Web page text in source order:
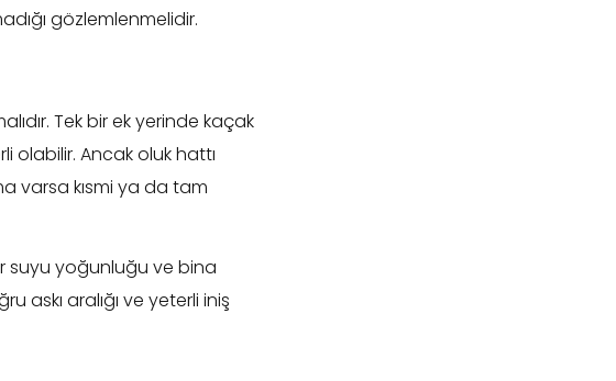
gözlemlenmelidir.
Tek bir ek yerinde kaçak
Ancak oluk hattı
varsa kısmi ya da tam
suyu yoğunluğu ve bina
askı aralığı ve yeterli iniş